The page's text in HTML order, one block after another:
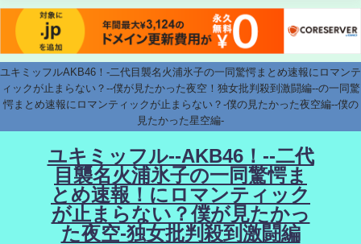
ユキミッフルAKB46！-二代目襲名火浦氷子の一同驚愕まとめ速報にロマンテ
ィックが止まらない？--僕が見たかった夜空！独女批判殺到激闘編--の一同驚
愕まとめ速報にロマンティックが止まらない？-僕の見たかった夜空編--僕の
見たかった星空編-
ユキミッフル--AKB46！--二代
目襲名火浦氷子の一同驚愕ま
とめ速報！にロマンティック
が止まらない？僕が見たかっ
た夜空-独女批判殺到激闘編